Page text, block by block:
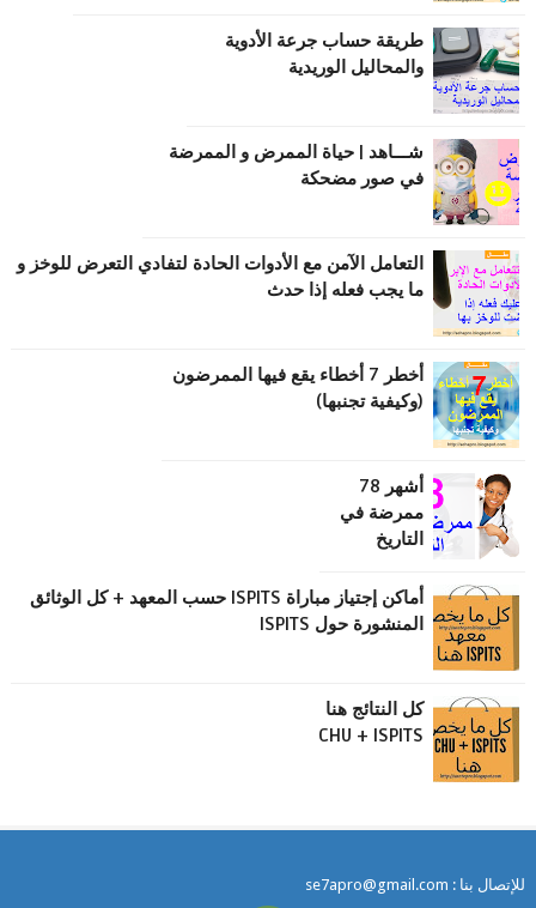
طریقة حساب جرعة الأدویة
والمحالیل الوریدیة
شـــاهد | حياة الممرض و الممرضة
في صور مضحكة
التعامل الآمن مع الأدوات الحادة لتفادي التعرض للوخز و
ما يجب فعله إذا حدث
أخطر 7 أخطاء يقع فيها الممرضون
(وكيفية تجنبها)
أشهر 78
ممرضة في
التاريخ
أماكن إجتياز مباراة ISPITS حسب المعهد + كل الوثائق
المنشورة حول ISPITS
كل النتائج هنا
CHU + ISPITS
للإتصال بنا : se7apro@gmail.com